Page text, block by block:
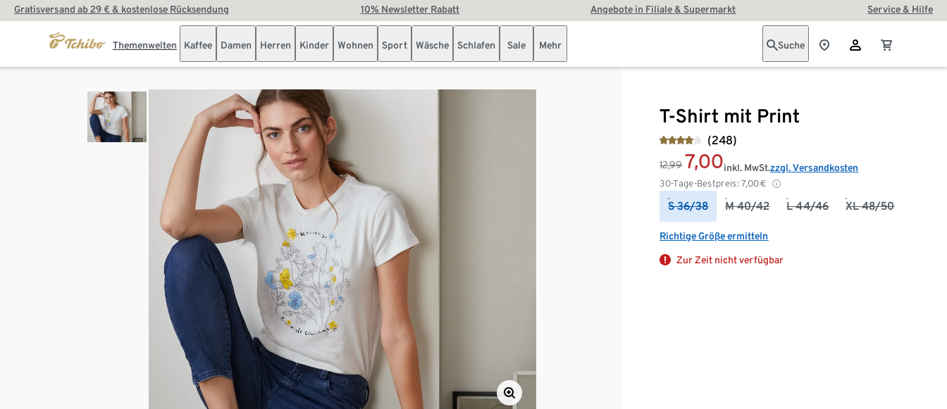
Gratisversand ab 29 € & kostenlose Rücksendung 10% Newsletter Rabatt Angebote in Filiale & Supermarkt Service & Hilfe
Themenwelten Kaffee Damen Herren Kinder Wohnen Sport Wäsche Schlafen Sale Mehr Suche
T-Shirt mit Print
(248)
12,99 7,00
30-Tage-Bestpreis: 7,00€
inkl. MwSt.zzgl. Versandkosten
S 36/38 M 40/42 L 44/46 XL 48/50
Richtige Größe ermitteln
Zur Zeit nicht verfügbar